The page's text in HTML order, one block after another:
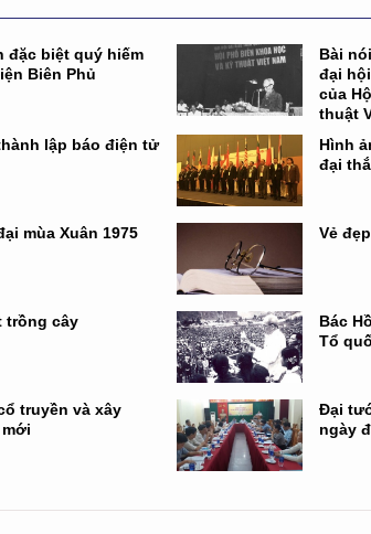
đặc biệt quý hiếm
Biên Phủ
Bài
đại
của
thuật
lập báo điện tử
Hình
đại
mùa Xuân 1975 Vẻ
trồng cây
Bác
Tổ
truyền và xây
Đại
ngày